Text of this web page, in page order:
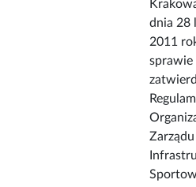
dnia 28
2011
sprawie
Zarządu